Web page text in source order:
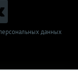
данных